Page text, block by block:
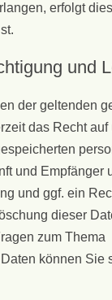
erfolgt
und
der geltenden
das Recht
und Empfänger
und ggf. ein
dieser
zum Thema
können Sie